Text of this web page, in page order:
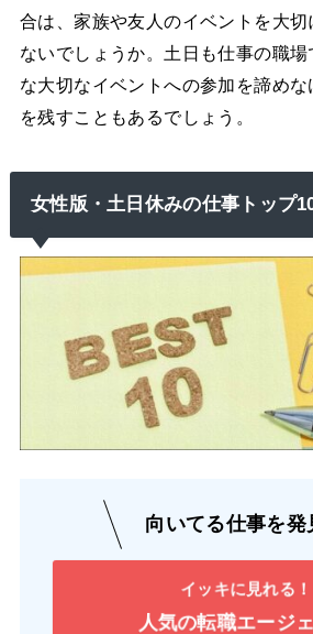
合は、家族や友人のイベントを大
ないでしょうか。土日も仕事の職場
な大切なイベントへの参加を諦め
を残すこともあるでしょう。
女性版・土日休みの仕事トップ
向いてる仕事を発
イッキに見れる！
人気の転職エージ